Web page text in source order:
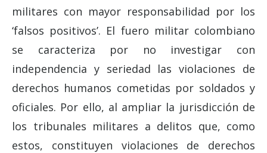
militares con mayor responsabilidad por los
‘falsos positivos’. El fuero militar colombiano
se caracteriza por no investigar con
independencia y seriedad las violaciones de
derechos humanos cometidas por soldados y
oficiales. Por ello, al ampliar la jurisdicción de
los tribunales militares a delitos que, como
estos, constituyen violaciones de derechos